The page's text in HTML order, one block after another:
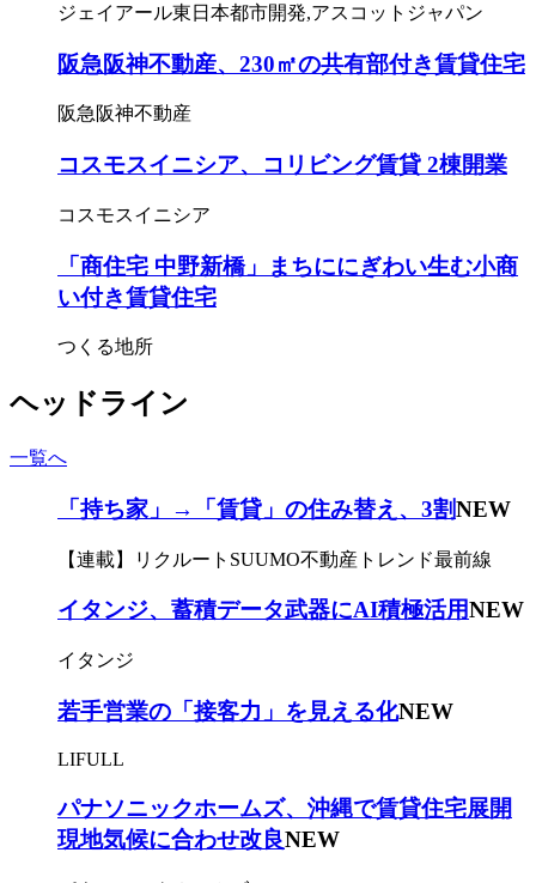
ジェイアール東日本都市開発,アスコットジャパン
阪急阪神不動産、230㎡の共有部付き賃貸住宅
阪急阪神不動産
コスモスイニシア、コリビング賃貸 2棟開業
コスモスイニシア
「商住宅 中野新橋」まちににぎわい生む小商
い付き賃貸住宅
つくる地所
ヘッドライン
一覧へ
「持ち家」→「賃貸」の住み替え、3割NEW
【連載】リクルートSUUMO不動産トレンド最前線
イタンジ、蓄積データ武器にAI積極活用NEW
イタンジ
若手営業の「接客力」を見える化NEW
LIFULL
パナソニックホームズ、沖縄で賃貸住宅展開
現地気候に合わせ改良NEW